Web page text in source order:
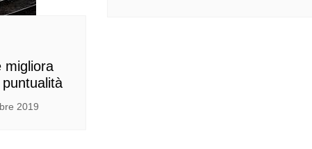
migliora
2019